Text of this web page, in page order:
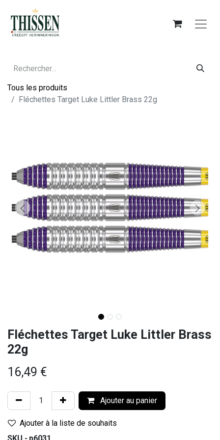
Tous les produits
Fléchettes Target Luke Littler Brass 22g
Fléchettes Target Luke Littler Brass
22g
16,49 €
Ajouter au panier
Ajouter à la liste de souhaits